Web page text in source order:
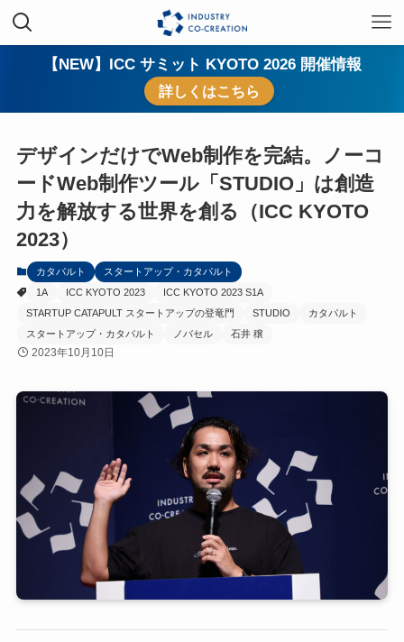
【NEW】ICC サミット KYOTO 2026 開催情報
詳しくはこちら
デザインだけでWeb制作を完結。ノーコ
ードWeb制作ツール「STUDIO」は創造
力を解放する世界を創る（ICC KYOTO
2023）
カタパルト
スタートアップ・カタパルト
1A
ICC KYOTO 2023
ICC KYOTO 2023 S1A
STARTUP CATAPULT スタートアップの登竜門
STUDIO
カタパルト
スタートアップ・カタパルト
ノバセル 石井 穣
2023年10月10日